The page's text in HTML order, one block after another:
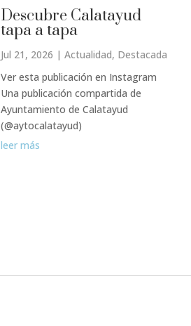
Descubre Calatayud
tapa a tapa
Jul 21, 2026 | Actualidad, Destacada
Ver esta publicación en Instagram
Una publicación compartida de
Ayuntamiento de Calatayud
(@aytocalatayud)
leer más